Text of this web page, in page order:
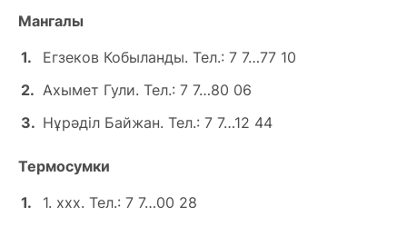
Мангалы
Егзеков Кобыланды. Тел.: 7 7…77 10
Ахымет Гули. Тел.: 7 7…80 06
Нұрәділ Байжан. Тел.: 7 7…12 44
Термосумки
1. ххх. Тел.: 7 7…00 28